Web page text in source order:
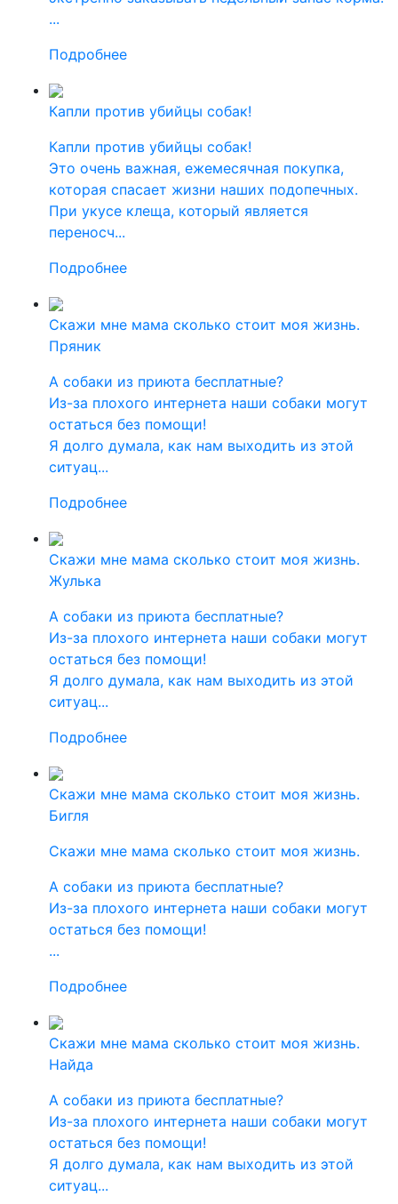
...
Подробнее
Капли против убийцы собак!
Капли против убийцы собак!
Это очень важная, ежемесячная покупка,
которая спасает жизни наших подопечных.
При укусе клеща, который является
переносч...
Подробнее
Скажи мне мама сколько стоит моя жизнь.
Пряник
А собаки из приюта бесплатные?
Из-за плохого интернета наши собаки могут
остаться без помощи!
Я долго думала, как нам выходить из этой
ситуац...
Подробнее
Скажи мне мама сколько стоит моя жизнь.
Жулька
А собаки из приюта бесплатные?
Из-за плохого интернета наши собаки могут
остаться без помощи!
Я долго думала, как нам выходить из этой
ситуац...
Подробнее
Скажи мне мама сколько стоит моя жизнь.
Бигля
Скажи мне мама сколько стоит моя жизнь.
А собаки из приюта бесплатные?
Из-за плохого интернета наши собаки могут
остаться без помощи!
...
Подробнее
Скажи мне мама сколько стоит моя жизнь.
Найда
А собаки из приюта бесплатные?
Из-за плохого интернета наши собаки могут
остаться без помощи!
Я долго думала, как нам выходить из этой
ситуац...